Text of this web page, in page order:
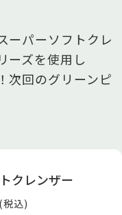
ーパーソフトクレ
ーズを使用し
次回のグリーンピ
クレンザー
込)